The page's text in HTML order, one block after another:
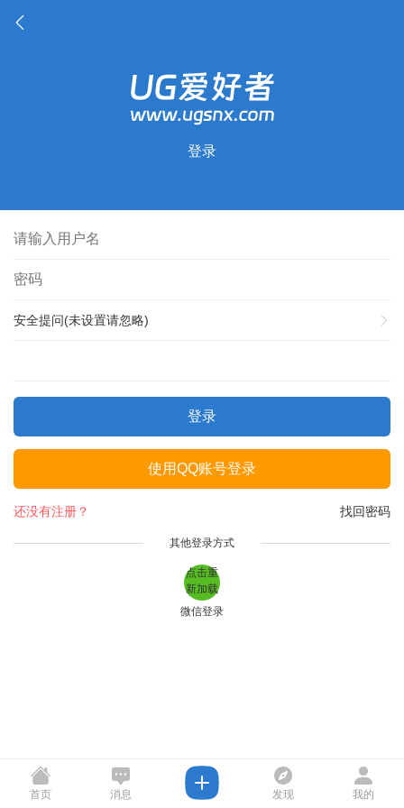
登录
安全提问(未设置请忽略)
登录
使用QQ账号登录
找回密码
还没有注册？
其他登录方式
点击重
新加载
微信登录
首页 消息 发现 我的